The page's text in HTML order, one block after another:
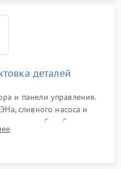
деталей
и панели управления.
сливного насоса и
барабана и
люка на разрывы.